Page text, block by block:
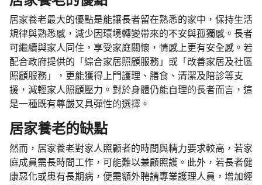
居家養老最大的優點是能讓長者留在熟悉的家中，保持生活
規律與熟悉感，減少因環境轉變帶來的不安與孤獨感。長者
可繼續與家人同住，享受家庭關懷，情感上更有安全感。若
配合政府提供的「綜合家居照顧服務」或「改善家居及社區
照顧服務」，更能獲得上門護理、膳食、清潔及陪診等支
援，減輕家人照顧壓力。對於身體仍能自理的長者而言，這
是一種既有尊嚴又具彈性的選擇。
居家養老的缺點
然而，居家養老對家人照顧者的時間與精力要求較高，若家
庭成員需長時間工作，可能難以兼顧照護。此外，若長者健
康惡化或患有長期病，便需額外聘請專業護理人員，增加經